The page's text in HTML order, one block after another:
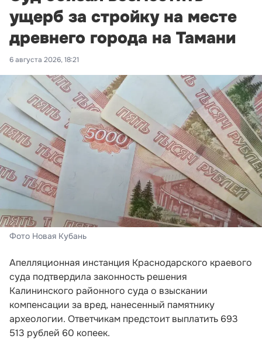
ущерб за стройку на месте
древнего города на Тамани
6 августа 2026, 18:21
Фото Новая Кубань
Апелляционная инстанция Краснодарского краевого
суда подтвердила законность решения
Калининского районного суда о взыскании
компенсации за вред, нанесенный памятнику
археологии. Ответчикам предстоит выплатить 693
513 рублей 60 копеек.